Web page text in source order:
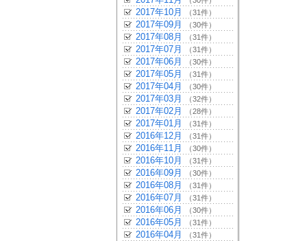
2017年10月 （31件）
2017年09月 （30件）
2017年08月 （31件）
2017年07月 （31件）
2017年06月 （30件）
2017年05月 （31件）
2017年04月 （30件）
2017年03月 （32件）
2017年02月 （28件）
2017年01月 （31件）
2016年12月 （31件）
2016年11月 （30件）
2016年10月 （31件）
2016年09月 （30件）
2016年08月 （31件）
2016年07月 （31件）
2016年06月 （30件）
2016年05月 （31件）
2016年04月 （31件）